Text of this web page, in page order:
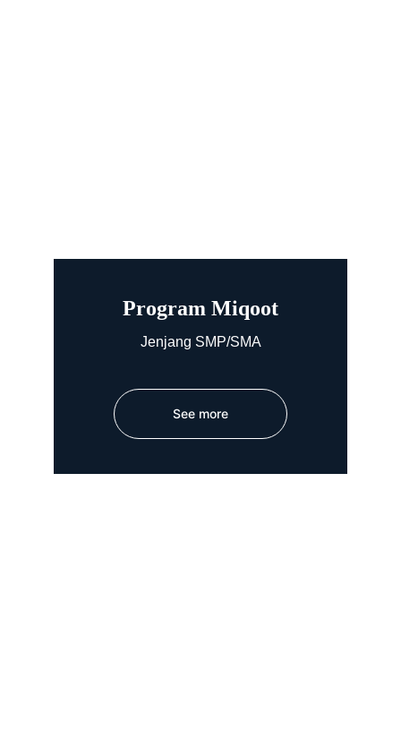
Program Miqoot
See more
Jenjang SMP/SMA